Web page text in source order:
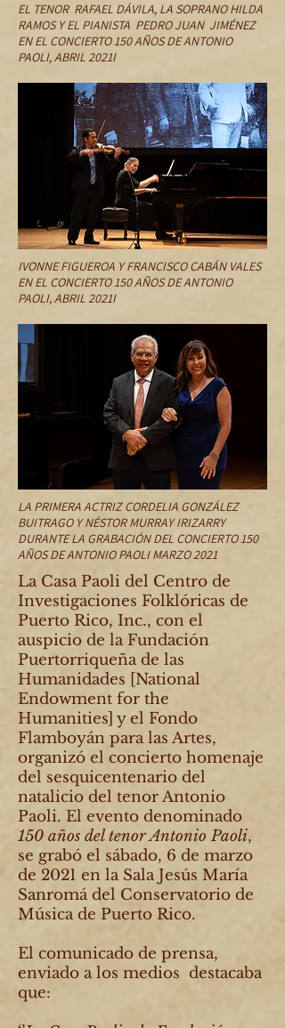
EL TENOR RAFAEL DÁVILA, LA SOPRANO HILDA
RAMOS Y EL PIANISTA PEDRO JUAN JIMÉNEZ
EN EL CONCIERTO 150 AÑOS DE ANTONIO
PAOLI, ABRIL 2021I
IVONNE FIGUEROA Y FRANCISCO CABÁN VALES
EN EL CONCIERTO 150 AÑOS DE ANTONIO
PAOLI, ABRIL 2021I
LA PRIMERA ACTRIZ CORDELIA GONZÁLEZ
BUITRAGO Y NÉSTOR MURRAY IRIZARRY
DURANTE LA GRABACIÓN DEL CONCIERTO 150
AÑOS DE ANTONIO PAOLI MARZO 2021
La Casa Paoli del Centro de
Investigaciones Folklóricas de
Puerto Rico, Inc., con el
auspicio de la Fundación
Puertorriqueña de las
Humanidades [National
Endowment for the
Humanities] y el Fondo
Flamboyán para las Artes,
organizó el concierto homenaje
del sesquicentenario del
natalicio del tenor Antonio
Paoli. El evento denominado
150 años del tenor Antonio Paoli,
se grabó el sábado, 6 de marzo
de 2021 en la Sala Jesús María
Sanromá del Conservatorio de
Música de Puerto Rico.
El comunicado de prensa,
enviado a los medios destacaba
que: